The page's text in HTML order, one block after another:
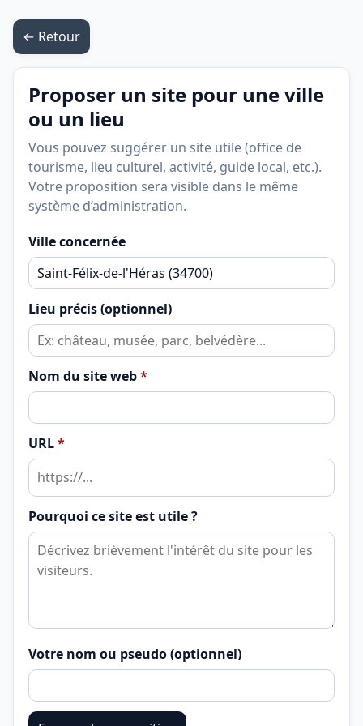
← Retour
Proposer un site pour une ville
ou un lieu
Vous pouvez suggérer un site utile (office de
tourisme, lieu culturel, activité, guide local, etc.).
Votre proposition sera visible dans le même
système d’administration.
Ville concernée
Lieu précis (optionnel)
Nom du site web*
URL*
Pourquoi ce site est utile ?
Votre nom ou pseudo (optionnel)